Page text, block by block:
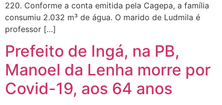
220. Conforme a conta emitida pela Cagepa, a família
consumiu 2.032 m³ de água. O marido de Ludmila é
professor […]
Prefeito de Ingá, na PB,
Manoel da Lenha morre por
Covid-19, aos 64 anos